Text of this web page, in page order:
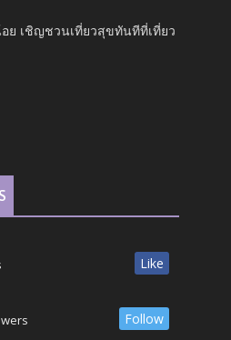
ย เชิญชวนเที่ยวสุขทันทีที่เที่ยว
Like
Follow